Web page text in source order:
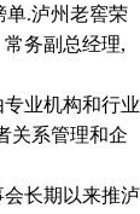
.泸州老窖荣
务副总经理,
业机构和行业
关系管理和企
长期以来推泸